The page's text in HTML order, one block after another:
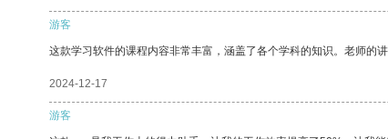
游客
这款学习软件的课程内容非常丰富，涵盖了各个学科的知识。老师的
2024-12-17
游客